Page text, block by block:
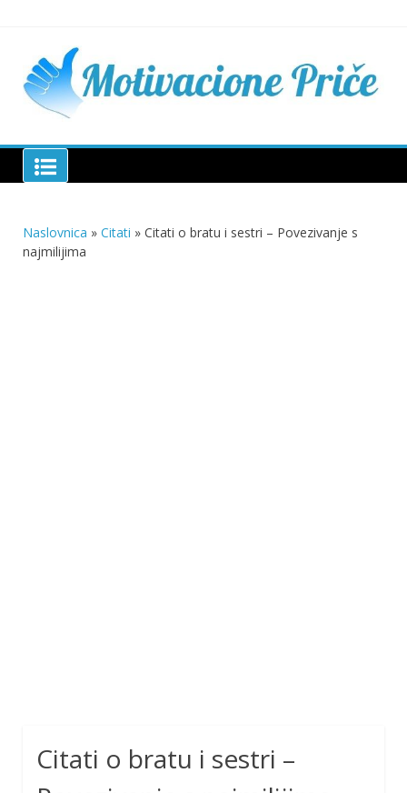
Motivacione Priče
Naslovnica » Citati » Citati o bratu i sestri – Povezivanje s
najmilijima
Citati o bratu i sestri –